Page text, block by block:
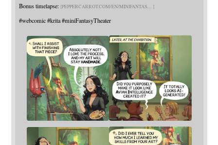
Bonus timelapse: PEPPERCARROT.COM/EN/MINIFANTAS
#webcomic #krita #miniFantasyTheater